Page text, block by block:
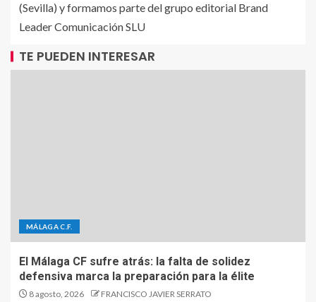
(Sevilla) y formamos parte del grupo editorial Brand
Leader Comunicación SLU
TE PUEDEN INTERESAR
MÁLAGA C.F.
El Málaga CF sufre atrás: la falta de solidez
defensiva marca la preparación para la élite
8 agosto, 2026 FRANCISCO JAVIER SERRATO